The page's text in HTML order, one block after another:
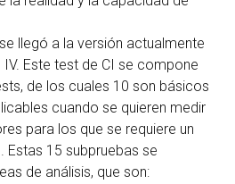
llegó a la versión actualmente
IV. Este test de CI se compone
de los cuales 10 son básicos
cuando se quieren medir
para los que se requiere un
Estas 15 subpruebas se
de análisis, que son: